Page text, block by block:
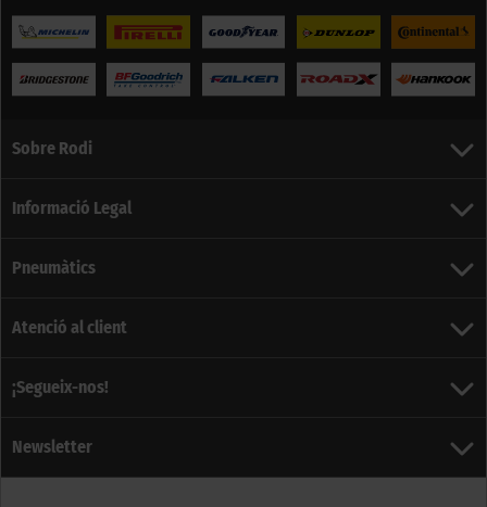
Sobre Rodi
Informació Legal
Pneumàtics
Atenció al client
¡Segueix-nos!
Newsletter